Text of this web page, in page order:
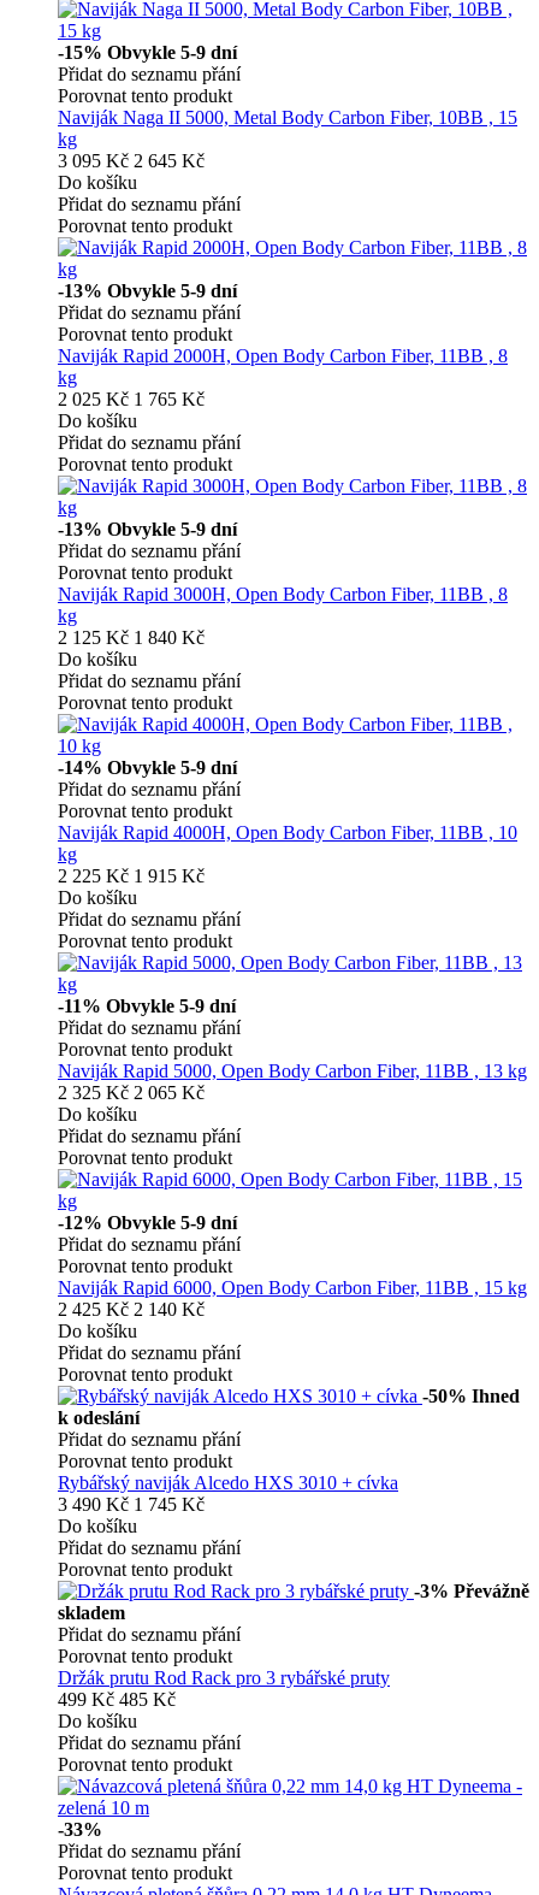
-15% Obvykle 5-9 dní
Přidat do seznamu přání
Porovnat tento produkt
Naviják Naga II 5000, Metal Body Carbon Fiber, 10BB , 15
kg
3 095 Kč 2 645 Kč
Do košíku
Přidat do seznamu přání
Porovnat tento produkt
-13% Obvykle 5-9 dní
Přidat do seznamu přání
Porovnat tento produkt
Naviják Rapid 2000H, Open Body Carbon Fiber, 11BB , 8
kg
2 025 Kč 1 765 Kč
Do košíku
Přidat do seznamu přání
Porovnat tento produkt
-13% Obvykle 5-9 dní
Přidat do seznamu přání
Porovnat tento produkt
Naviják Rapid 3000H, Open Body Carbon Fiber, 11BB , 8
kg
2 125 Kč 1 840 Kč
Do košíku
Přidat do seznamu přání
Porovnat tento produkt
-14% Obvykle 5-9 dní
Přidat do seznamu přání
Porovnat tento produkt
Naviják Rapid 4000H, Open Body Carbon Fiber, 11BB , 10
kg
2 225 Kč 1 915 Kč
Do košíku
Přidat do seznamu přání
Porovnat tento produkt
-11% Obvykle 5-9 dní
Přidat do seznamu přání
Porovnat tento produkt
Naviják Rapid 5000, Open Body Carbon Fiber, 11BB , 13 kg
2 325 Kč 2 065 Kč
Do košíku
Přidat do seznamu přání
Porovnat tento produkt
-12% Obvykle 5-9 dní
Přidat do seznamu přání
Porovnat tento produkt
Naviják Rapid 6000, Open Body Carbon Fiber, 11BB , 15 kg
2 425 Kč 2 140 Kč
Do košíku
Přidat do seznamu přání
Porovnat tento produkt
-50% Ihned
k odeslání
Přidat do seznamu přání
Porovnat tento produkt
Rybářský naviják Alcedo HXS 3010 + cívka
3 490 Kč 1 745 Kč
Do košíku
Přidat do seznamu přání
Porovnat tento produkt
-3% Převážně
skladem
Přidat do seznamu přání
Porovnat tento produkt
Držák prutu Rod Rack pro 3 rybářské pruty
499 Kč 485 Kč
Do košíku
Přidat do seznamu přání
Porovnat tento produkt
-33%
Přidat do seznamu přání
Porovnat tento produkt